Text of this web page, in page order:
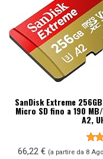
SanDisk Extreme
Micro SD fino a 190
A2,
66,22 € (a partire da 8